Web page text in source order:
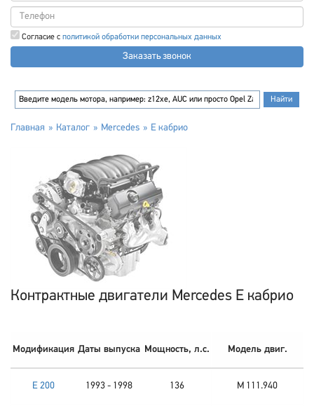
Согласие с политикой обработки персональных данных
Заказать звонок
Главная Каталог Mercedes E кабрио
Контрактные двигатели Mercedes E кабрио
Модификация Даты выпуска Мощность, л.с. Модель двиг.
E 200 1993 - 1998 136 M 111.940